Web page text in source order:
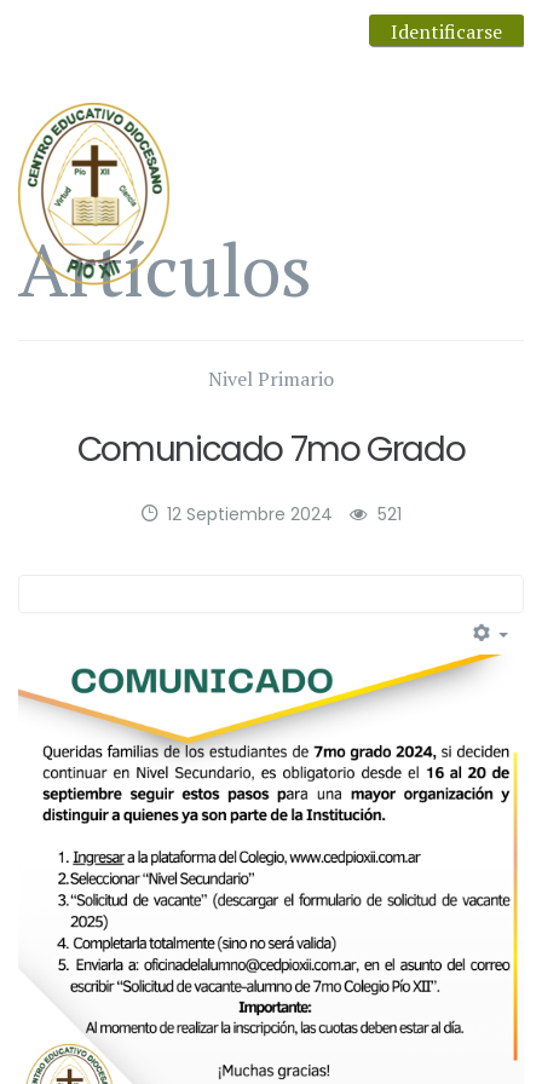
Identificarse
Artículos
Nivel Primario
Comunicado 7mo Grado
12 Septiembre 2024 521